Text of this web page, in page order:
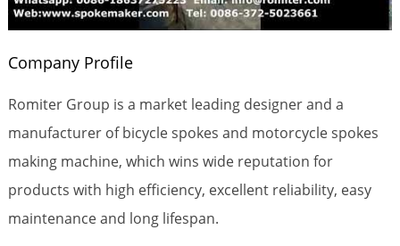
Company Profile
Romiter Group is a market leading designer and a
manufacturer of bicycle spokes and motorcycle spokes
making machine, which wins wide reputation for
products with high efficiency, excellent reliability, easy
maintenance and long lifespan.